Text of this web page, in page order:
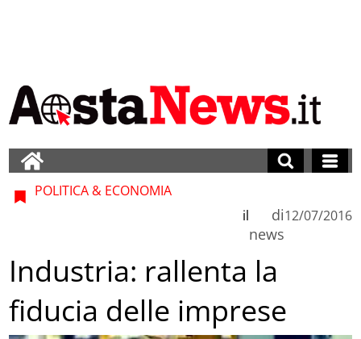
POLITICA & ECONOMIA
di
news
il 12/07/2016
Industria: rallenta la
fiducia delle imprese